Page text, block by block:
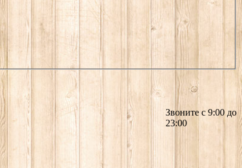
Звоните с 9:00 до
23:00